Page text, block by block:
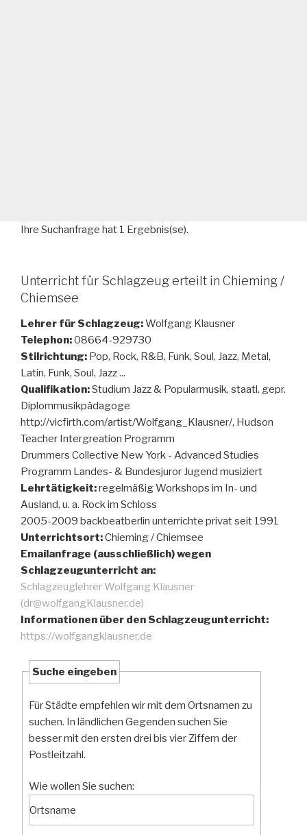
Ihre Suchanfrage hat 1 Ergebnis(se).
Unterricht für Schlagzeug erteilt in Chieming /
Chiemsee
Lehrer für Schlagzeug:Wolfgang Klausner
Telephon:08664-929730
Stilrichtung: Pop, Rock, R&B, Funk, Soul, Jazz, Metal,
Latin, Funk, Soul, Jazz ...
Qualifikation:Studium Jazz & Popularmusik, staatl. gepr.
Diplommusikpädagoge
http://vicfirth.com/artist/Wolfgang_Klausner/, Hudson
Teacher Intergreation Programm
Drummers Collective New York - Advanced Studies
Programm Landes- & Bundesjuror Jugend musiziert
Lehrtätigkeit:regelmäßig Workshops im In- und
Ausland, u. a. Rock im Schloss
2005-2009 backbeatberlin unterrichte privat seit 1991
Unterrichtsort:Chieming / Chiemsee
Emailanfrage (ausschließlich) wegen
Schlagzeugunterricht an:
Schlagzeuglehrer Wolfgang Klausner
(dr@wolfgangKlausner.de)
Informationen über den Schlagzeugunterricht:
https://wolfgangklausner.de
Suche eingeben
Für Städte empfehlen wir mit dem Ortsnamen zu
suchen. In ländlichen Gegenden suchen Sie
besser mit den ersten drei bis vier Ziffern der
Postleitzahl.
Wie wollen Sie suchen: